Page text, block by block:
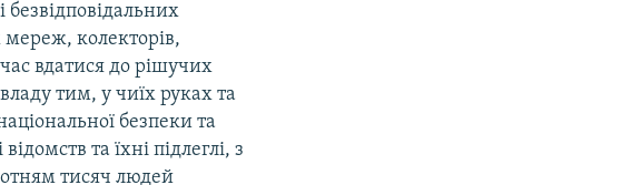
безвідповідальних
мереж, колекторів,
вдатися до рішучих
тим, у чиїх руках та
безпеки та
та їхні підлеглі, з
тисяч людей